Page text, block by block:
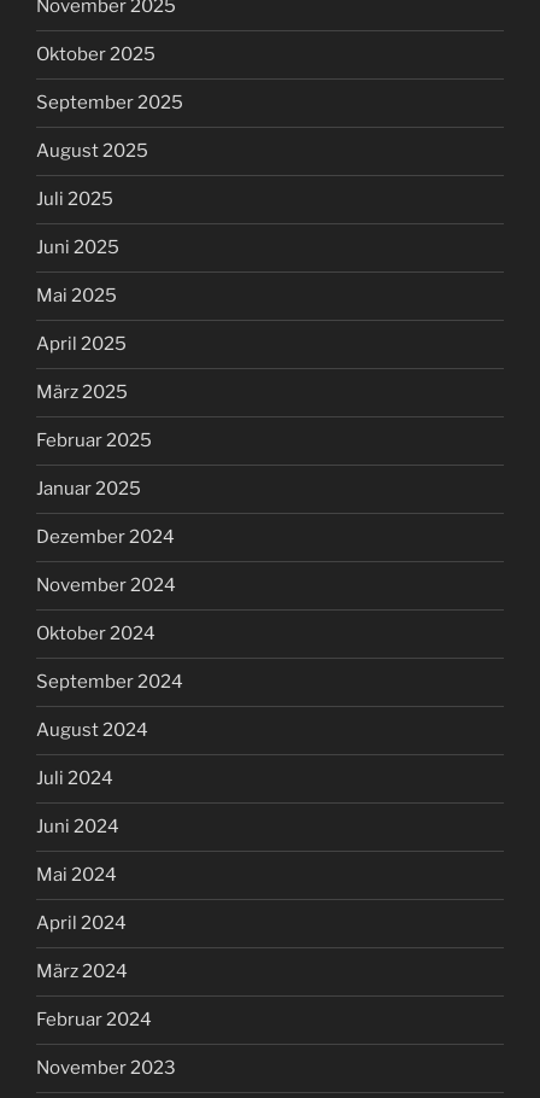
November 2025
Oktober 2025
September 2025
August 2025
Juli 2025
Juni 2025
Mai 2025
April 2025
März 2025
Februar 2025
Januar 2025
Dezember 2024
November 2024
Oktober 2024
September 2024
August 2024
Juli 2024
Juni 2024
Mai 2024
April 2024
März 2024
Februar 2024
November 2023